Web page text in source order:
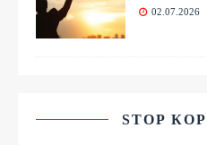
02.07.2026
STOP